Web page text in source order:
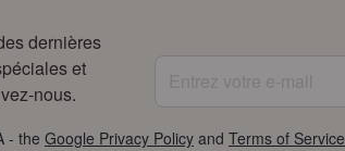
dernières
et
nous.
- the Google Privacy Policy and Terms of Service